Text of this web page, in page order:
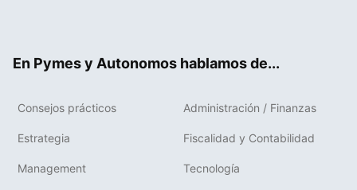
En Pymes y Autonomos hablamos de...
Consejos prácticos Administración / Finanzas
Estrategia Fiscalidad y Contabilidad
Management Tecnología